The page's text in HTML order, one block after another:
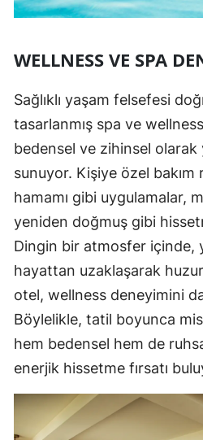
WELLNESS VE SPA
Sağlıklı yaşam felsefesi
tasarlanmış spa ve
bedensel ve zihinsel olarak
sunuyor. Kişiye özel bakım
hamamı gibi uygulamalar,
yeniden doğmuş gibi
Dingin bir atmosfer içinde,
hayattan uzaklaşarak
otel, wellness deneyimini
Böylelikle, tatil boyunca
hem bedensel hem de
enerjik hissetme fırsatı